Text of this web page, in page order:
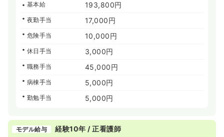
基本給 193,800円
夜勤手当 17,000円
危険手当 10,000円
休日手当 3,000円
職務手当 45,000円
病棟手当 5,000円
勤勉手当 5,000円
モデル給与 経験10年 / 正看護師